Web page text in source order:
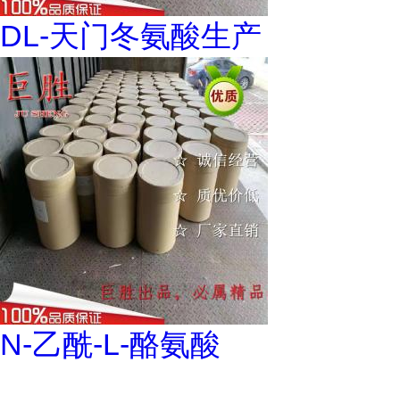
DL-天门冬氨酸生产
N-乙酰-L-酪氨酸